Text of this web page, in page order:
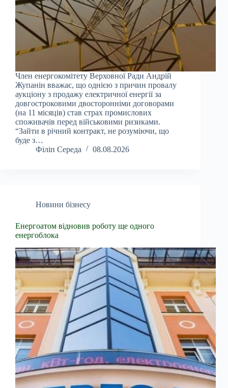
Член енергокомітету Верховної Ради Андрій
Жупанін вважає, що однією з причин провалу
аукціону з продажу електричної енергії за
довгостроковими двосторонніми договорами
(на 11 місяців) став страх промислових
споживачів перед військовими ризиками.
“Зайти в річний контракт, не розуміючи, що
буде з…
Філіп Середа
08.08.2026
Новини бізнесу
Енергоатом відновив роботу ще одного
енергоблока